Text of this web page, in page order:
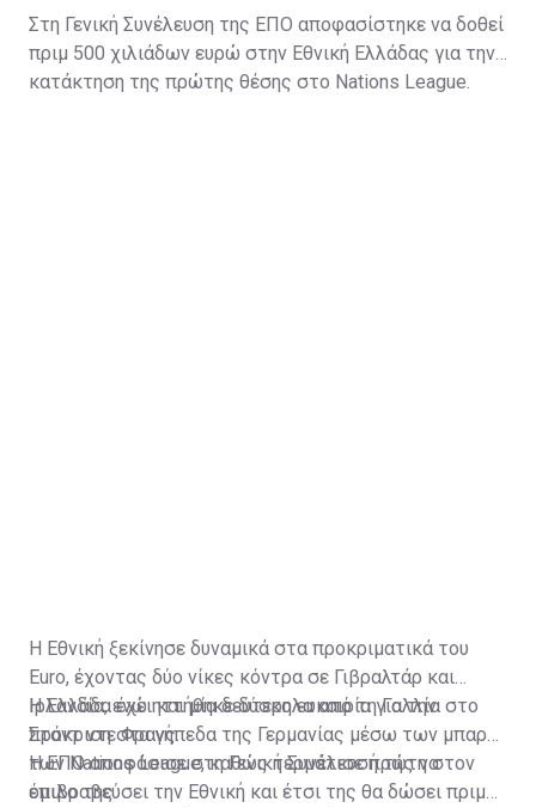
Στη Γενική Συνέλευση της ΕΠΟ αποφασίστηκε να δοθεί
πριμ 500 χιλιάδων ευρώ στην Εθνική Ελλάδας για την
κατάκτηση της πρώτης θέσης στο Nations League.
Η Εθνική ξεκίνησε δυναμικά στα προκριματικά του
Euro, έχοντας δύο νίκες κόντρα σε Γιβραλτάρ και
Ιρλανδία, ενώ ηττήθηκε δύσκολα από τη Γαλλία στο
Σταντ ντε Φρανς.
Η Ελλάδα έχει και μία δεύτερη ευκαιρία για την
πρόκριση στα γήπεδα της Γερμανίας μέσω των μπαράζ
των Nations League, καθώς τερμάτισε πρώτη στον
όμιλο της.
Η ΕΠΟ αποφάσισε στη Γενική Συνέλευσή της να
επιβραβεύσει την Εθνική και έτσι της θα δώσει πριμ